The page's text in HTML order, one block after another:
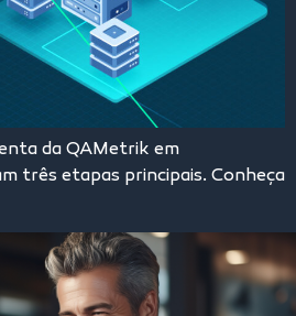
da QAMetrik em
três etapas principais. Conheça